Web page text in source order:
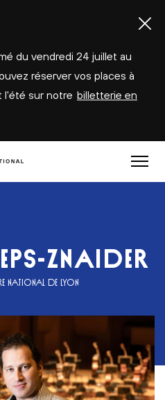
du vendredi 24 juillet au
réserver vos places à
l'été sur notre billetterie en
Menu
ZNAIDER
NATIONAL DE LYON